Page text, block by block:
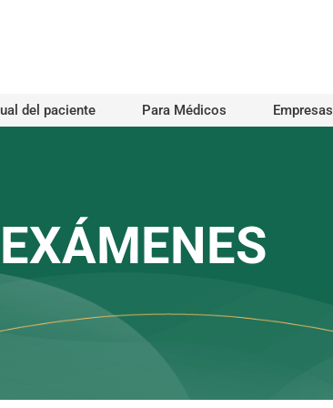
del paciente Para Médicos Empresas